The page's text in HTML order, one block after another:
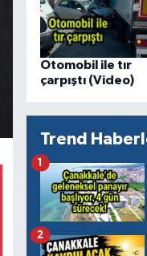
Otomobil ile tır
çarpıştı (Video)
Trend
1
2